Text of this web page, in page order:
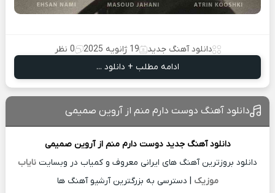
دانلود آهنگ جدید 19 ژانویه 2025
0 نظر
ادامه مطلب + دانلود ...
دانلود آهنگ دوست دارم منم از آروین صمیمی
دانلود آهنگ جدید دوست دارم منم ازآروین صمیمی
دانلود بروزترین آهنگ های ایرانی معروف و کمیاب در وبسایت نایاب
موزیک | دسترسی به بزرگترین آرشیو آهنگ ها